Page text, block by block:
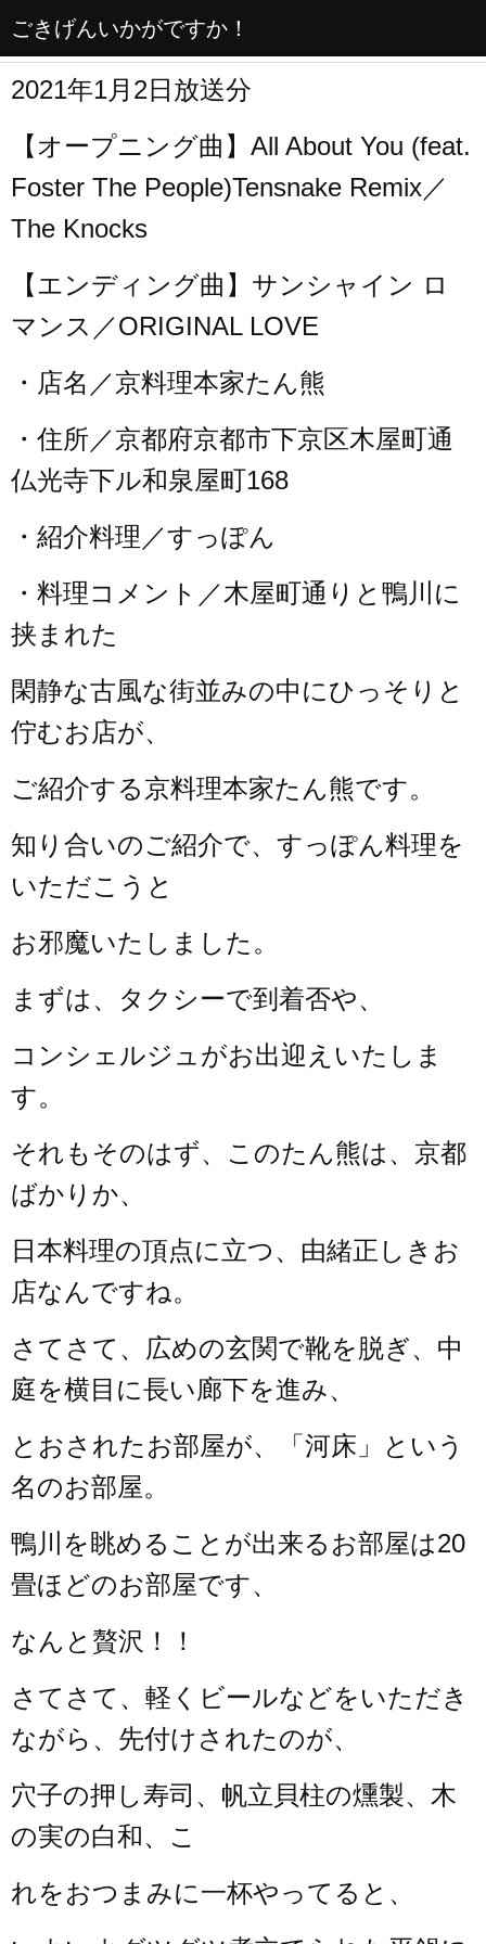
ごきげんいかがですか！
2021年1月2日放送分
【オープニング曲】All About You (feat.
Foster The People)Tensnake Remix／
The Knocks
【エンディング曲】サンシャイン ロ
マンス／ORIGINAL LOVE
・店名／京料理本家たん熊
・住所／京都府京都市下京区木屋町通
仏光寺下ル和泉屋町168
・紹介料理／すっぽん
・料理コメント／木屋町通りと鴨川に
挟まれた
閑静な古風な街並みの中にひっそりと
佇むお店が、
ご紹介する京料理本家たん熊です。
知り合いのご紹介で、すっぽん料理を
いただこうと
お邪魔いたしました。
まずは、タクシーで到着否や、
コンシェルジュがお出迎えいたしま
す。
それもそのはず、このたん熊は、京都
ばかりか、
日本料理の頂点に立つ、由緒正しきお
店なんですね。
さてさて、広めの玄関で靴を脱ぎ、中
庭を横目に長い廊下を進み、
とおされたお部屋が、「河床」という
名のお部屋。
鴨川を眺めることが出来るお部屋は20
畳ほどのお部屋です、
なんと贅沢！！
さてさて、軽くビールなどをいただき
ながら、先付けされたのが、
穴子の押し寿司、帆立貝柱の燻製、木
の実の白和、こ
れをおつまみに一杯やってると、